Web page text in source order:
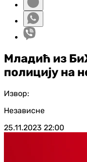
Младић из
полицију на
Извор:
Независне
25.11.2023 22:00